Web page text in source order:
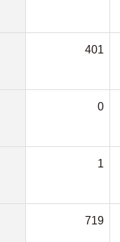
401
0
1
719